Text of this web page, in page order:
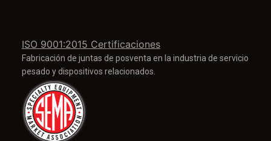
ISO 9001:2015 Certificaciones
Fabricación de juntas de posventa en la industria de servicio
pesado y dispositivos relacionados.